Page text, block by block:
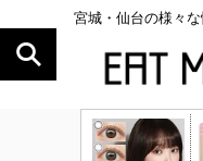
宮城・仙台の様々